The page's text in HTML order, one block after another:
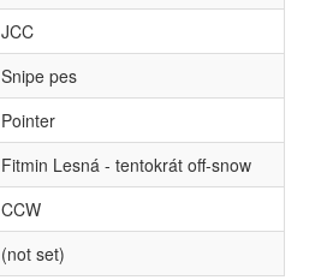
JCC
Snipe pes
Pointer
Fitmin Lesná - tentokrát off-snow
CCW
(not set)